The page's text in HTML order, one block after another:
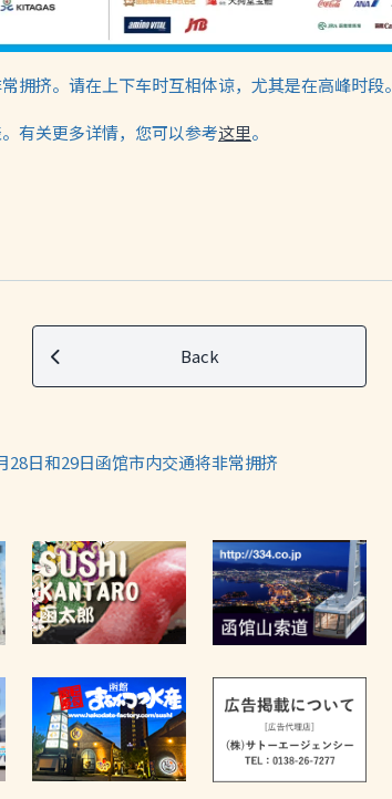
拥挤。请在上下车时互相体谅，尤其是在高峰时段。
有关更多详情，您可以参考这里。
Back
28日和29日函馆市内交通将非常拥挤